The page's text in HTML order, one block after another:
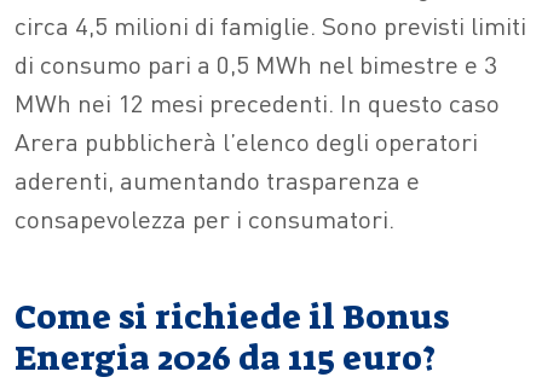
circa 4,5 milioni di famiglie. Sono previsti limiti
di consumo pari a 0,5 MWh nel bimestre e 3
MWh nei 12 mesi precedenti. In questo caso
Arera pubblicherà l’elenco degli operatori
aderenti, aumentando trasparenza e
consapevolezza per i consumatori.
Come si richiede il Bonus
Energia 2026 da 115 euro?